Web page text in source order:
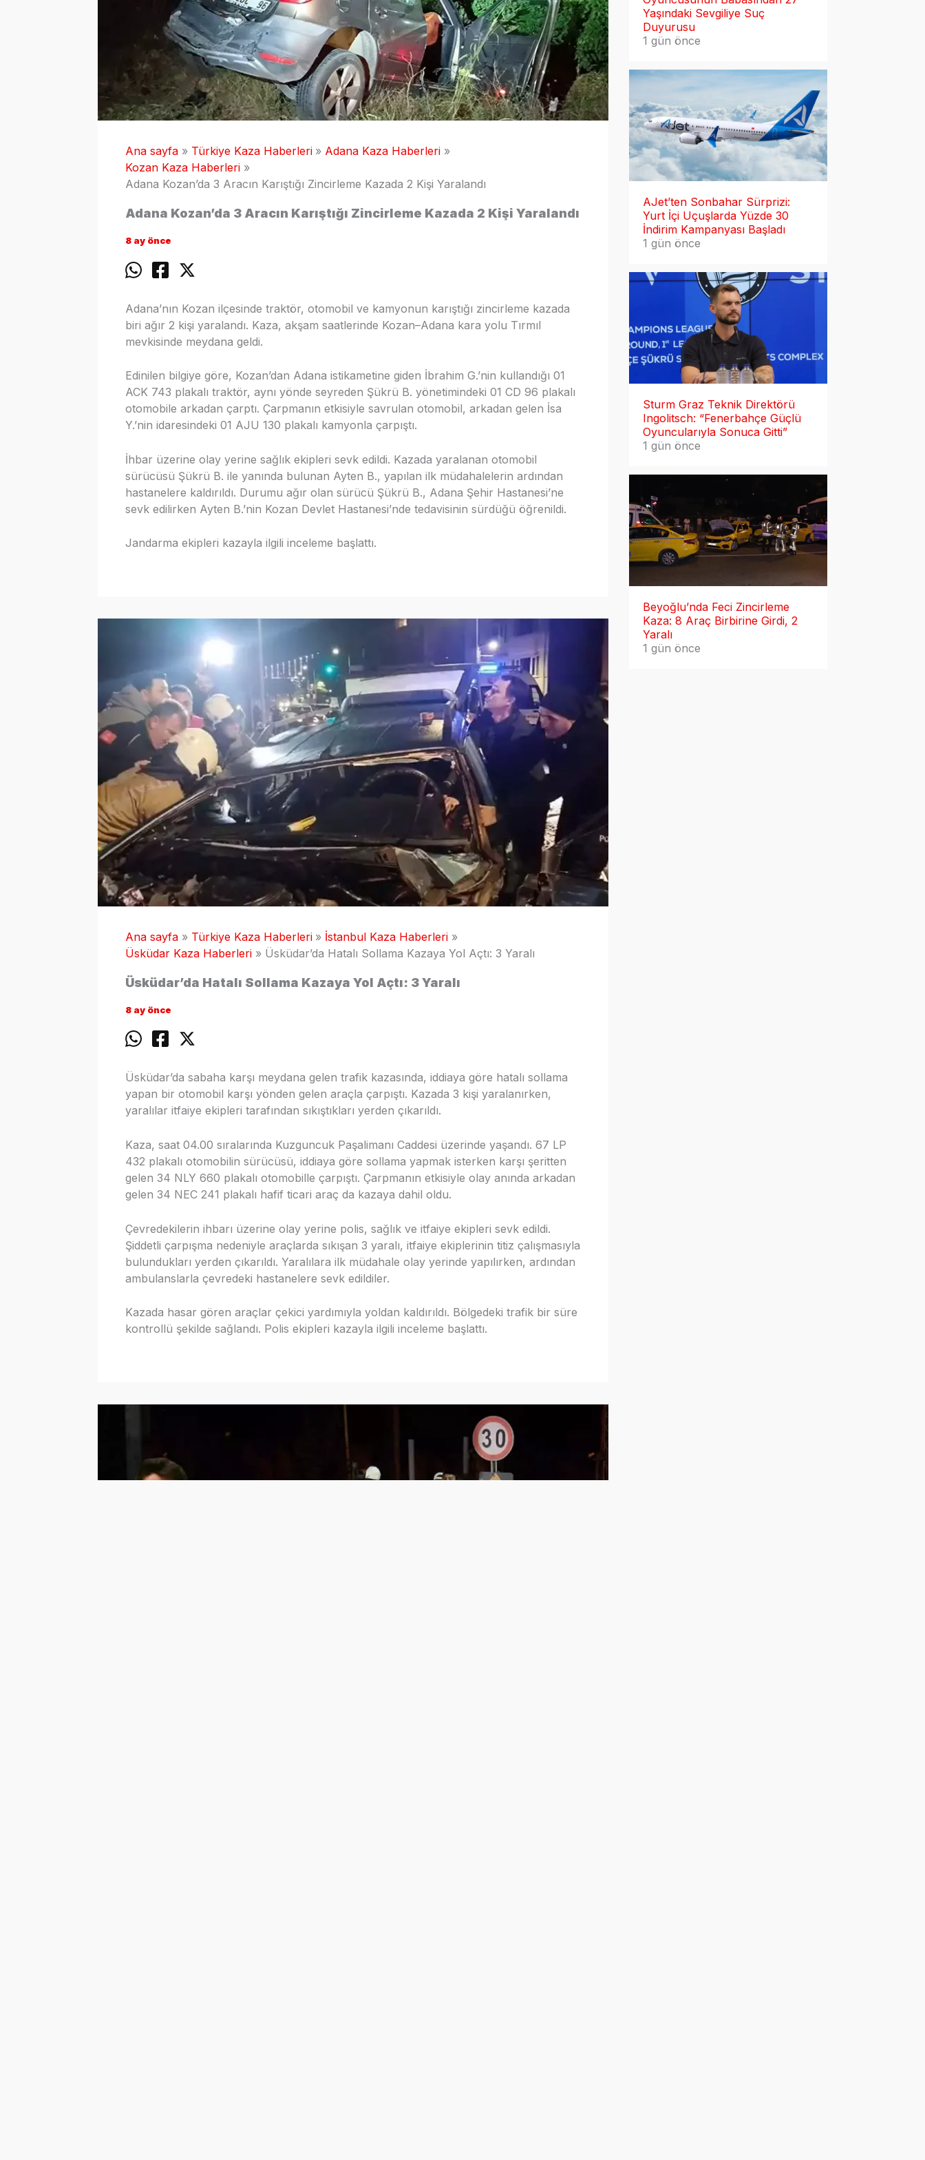
Ana sayfa Türkiye Kaza Haberleri
Adana Kaza Haberleri
Kozan Kaza Haberleri
Adana Kozan’da 3 Aracın Karıştığı Zincirleme Kazada 2 Kişi Yaralandı
Adana Kozan’da 3 Aracın Karıştığı Zincirleme Kazada 2 Kişi Yaralandı
8 ay önce
Adana’nın Kozan ilçesinde traktör, otomobil ve kamyonun karıştığı zincirleme kazada
biri ağır 2 kişi yaralandı. Kaza, akşam saatlerinde Kozan–Adana kara yolu Tırmıl
mevkisinde meydana geldi.
Edinilen bilgiye göre, Kozan’dan Adana istikametine giden İbrahim G.’nin kullandığı 01
ACK 743 plakalı traktör, aynı yönde seyreden Şükrü B. yönetimindeki 01 CD 96 plakalı
otomobile arkadan çarptı. Çarpmanın etkisiyle savrulan otomobil, arkadan gelen İsa
Y.’nin idaresindeki 01 AJU 130 plakalı kamyonla çarpıştı.
İhbar üzerine olay yerine sağlık ekipleri sevk edildi. Kazada yaralanan otomobil
sürücüsü Şükrü B. ile yanında bulunan Ayten B., yapılan ilk müdahalelerin ardından
hastanelere kaldırıldı. Durumu ağır olan sürücü Şükrü B., Adana Şehir Hastanesi’ne
sevk edilirken Ayten B.’nin Kozan Devlet Hastanesi’nde tedavisinin sürdüğü öğrenildi.
Jandarma ekipleri kazayla ilgili inceleme başlattı.
Ana sayfa Türkiye Kaza Haberleri
İstanbul Kaza Haberleri
Üsküdar Kaza Haberleri
Üsküdar’da Hatalı Sollama Kazaya Yol Açtı: 3 Yaralı
Üsküdar’da Hatalı Sollama Kazaya Yol Açtı: 3 Yaralı
8 ay önce
Üsküdar’da sabaha karşı meydana gelen trafik kazasında, iddiaya göre hatalı sollama
yapan bir otomobil karşı yönden gelen araçla çarpıştı. Kazada 3 kişi yaralanırken,
yaralılar itfaiye ekipleri tarafından sıkıştıkları yerden çıkarıldı.
Kaza, saat 04.00 sıralarında Kuzguncuk Paşalimanı Caddesi üzerinde yaşandı. 67 LP
432 plakalı otomobilin sürücüsü, iddiaya göre sollama yapmak isterken karşı şeritten
gelen 34 NLY 660 plakalı otomobille çarpıştı. Çarpmanın etkisiyle olay anında arkadan
gelen 34 NEC 241 plakalı hafif ticari araç da kazaya dahil oldu.
Çevredekilerin ihbarı üzerine olay yerine polis, sağlık ve itfaiye ekipleri sevk edildi.
Şiddetli çarpışma nedeniyle araçlarda sıkışan 3 yaralı, itfaiye ekiplerinin titiz çalışmasıyla
bulundukları yerden çıkarıldı. Yaralılara ilk müdahale olay yerinde yapılırken, ardından
ambulanslarla çevredeki hastanelere sevk edildiler.
Kazada hasar gören araçlar çekici yardımıyla yoldan kaldırıldı. Bölgedeki trafik bir süre
kontrollü şekilde sağlandı. Polis ekipleri kazayla ilgili inceleme başlattı.
Yaşındaki Sevgiliye Suç
Duyurusu
1 gün önce
AJet’ten Sonbahar Sürprizi:
Yurt İçi Uçuşlarda Yüzde 30
İndirim Kampanyası Başladı
1 gün önce
Sturm Graz Teknik Direktörü
Ingolitsch: “Fenerbahçe Güçlü
Oyuncularıyla Sonuca Gitti”
1 gün önce
Beyoğlu’nda Feci Zincirleme
Kaza: 8 Araç Birbirine Girdi, 2
Yaralı
1 gün önce